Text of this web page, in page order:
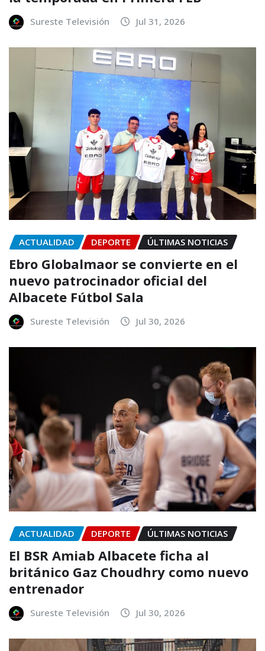
Sureste Televisión Jul 31, 2026
ACTUALIDAD DEPORTE ÚLTIMAS NOTICIAS
Ebro Globalmaor se convierte en el
nuevo patrocinador oficial del
Albacete Fútbol Sala
Sureste Televisión Jul 30, 2026
ACTUALIDAD DEPORTE ÚLTIMAS NOTICIAS
El BSR Amiab Albacete ficha al
británico Gaz Choudhry como nuevo
entrenador
Sureste Televisión Jul 30, 2026